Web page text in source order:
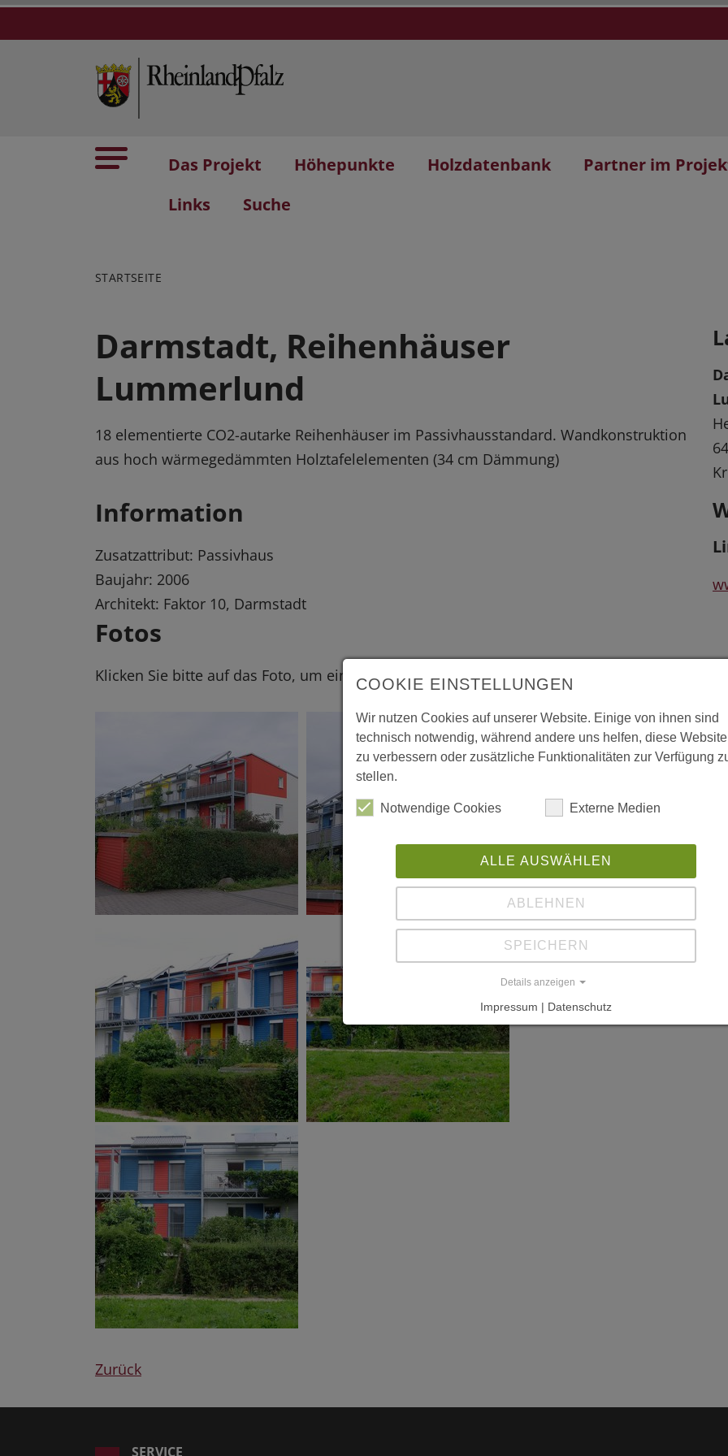
Das Projekt Höhepunkte Holzdatenbank
Partner im
Links
Suche
STARTSEITE
Darmstadt, Reihenhäuser
Lummerlund
18 elementierte CO2-autarke Reihenhäuser im Passivhausstandard. Wandkonstruktion
aus hoch wärmegedämmten Holztafelelementen (34 cm Dämmung)
Information
Zusatzattribut: Passivhaus
Baujahr: 2006
Architekt: Faktor 10, Darmstadt
Fotos
Klicken Sie bitte auf das Foto, um eine vergrößerte Darstellung zu erhalten.
Zurück
SERVICE
COOKIE EINSTELLUNGEN
Wir nutzen Cookies auf unserer Website. Einige von ihnen sind
technisch notwendig, während andere uns helfen, diese Website
zu verbessern oder zusätzliche Funktionalitäten zur Verfügung
stellen.
Notwendige Cookies Externe Medien
ALLE AUSWÄHLEN
ABLEHNEN
SPEICHERN
Details anzeigen
Impressum | Datenschutz